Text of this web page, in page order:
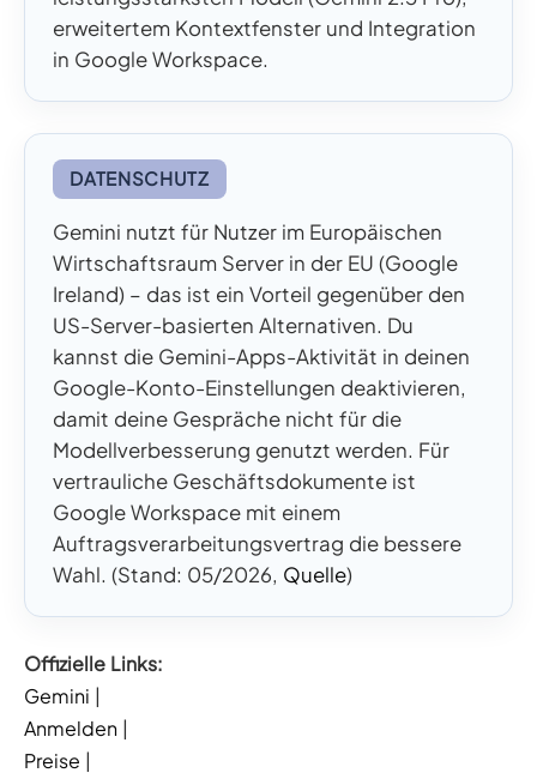
erweitertem Kontextfenster und Integration
in Google Workspace.
DATENSCHUTZ
Gemini nutzt für Nutzer im Europäischen
Wirtschaftsraum Server in der EU (Google
Ireland) – das ist ein Vorteil gegenüber den
US-Server-basierten Alternativen. Du
kannst die Gemini-Apps-Aktivität in deinen
Google-Konto-Einstellungen deaktivieren,
damit deine Gespräche nicht für die
Modellverbesserung genutzt werden. Für
vertrauliche Geschäftsdokumente ist
Google Workspace mit einem
Auftragsverarbeitungsvertrag die bessere
Wahl. (Stand: 05/2026, Quelle)
Offizielle Links:
Gemini |
Anmelden |
Preise |